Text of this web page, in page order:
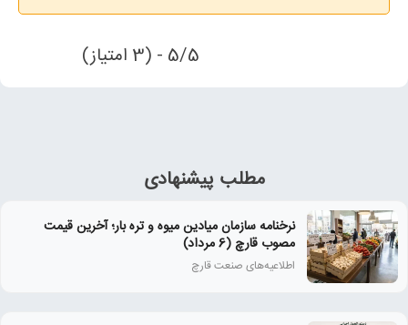
5/5 - (3 امتیاز)
مطلب پیشنهادی
نرخنامه سازمان میادین میوه و تره بار؛ آخرین قیمت
مصوب قارچ (6 مرداد)
اطلاعیه‌های صنعت قارچ